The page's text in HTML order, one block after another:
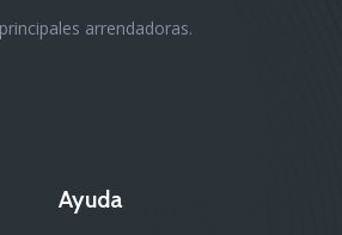
arrendadoras.
Ayuda